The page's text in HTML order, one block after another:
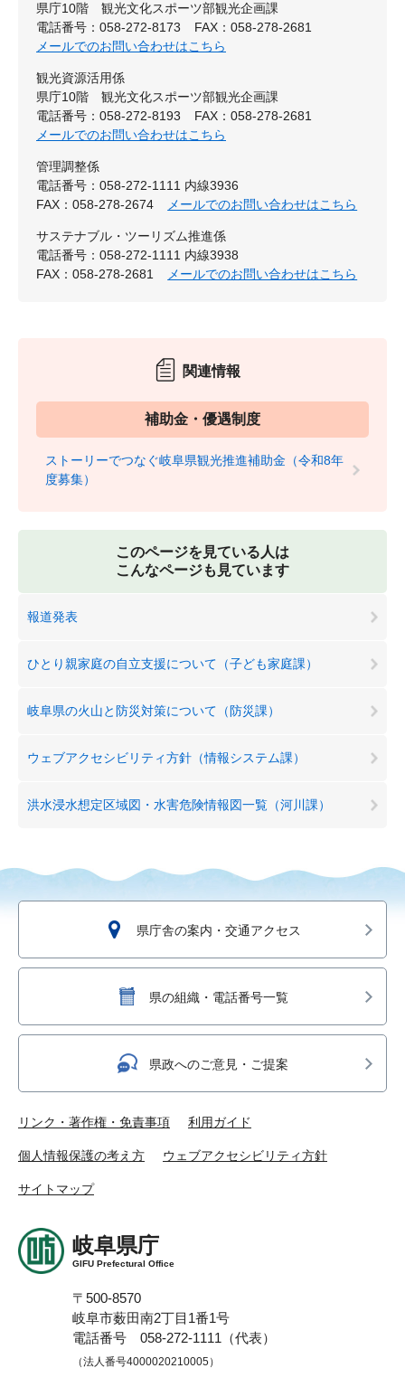
県庁10階 観光文化スポーツ部観光企画課
電話番号：058-272-8173
FAX：058-278-2681
メールでのお問い合わせはこちら
観光資源活用係
県庁10階 観光文化スポーツ部観光企画課
電話番号：058-272-8193
FAX：058-278-2681
メールでのお問い合わせはこちら
管理調整係
電話番号：058-272-1111 内線3936
FAX：058-278-2674
メールでのお問い合わせはこちら
サステナブル・ツーリズム推進係
電話番号：058-272-1111 内線3938
FAX：058-278-2681
メールでのお問い合わせはこちら
関連情報
補助金・優遇制度
ストーリーでつなぐ岐阜県観光推進補助金（令和8年
度募集）
このページを見ている人は
こんなページも見ています
報道発表
ひとり親家庭の自立支援について（子ども家庭課）
岐阜県の火山と防災対策について（防災課）
ウェブアクセシビリティ方針（情報システム課）
洪水浸水想定区域図・水害危険情報図一覧（河川課）
県庁舎の案内・交通アクセス
県の組織・電話番号一覧
県政へのご意見・ご提案
リンク・著作権・免責事項 利用ガイド
個人情報保護の考え方 ウェブアクセシビリティ方針
サイトマップ
岐阜県庁
GIFU Prefectural Office
〒500-8570
岐阜市薮田南2丁目1番1号
電話番号 058-272-1111（代表）
（法人番号4000020210005）